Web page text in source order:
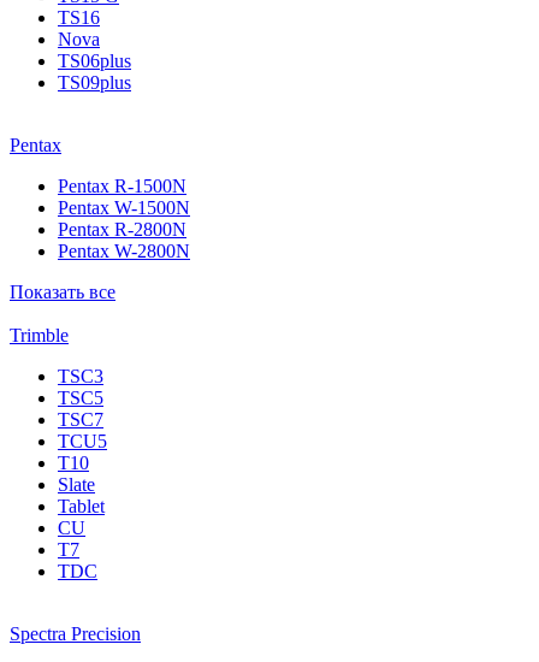
TS16
Nova
TS06plus
TS09plus
Pentax
Pentax R-1500N
Pentax W-1500N
Pentax R-2800N
Pentax W-2800N
Показать все
Trimble
TSC3
TSC5
TSC7
TCU5
T10
Slate
Tablet
CU
T7
TDC
Spectra Precision